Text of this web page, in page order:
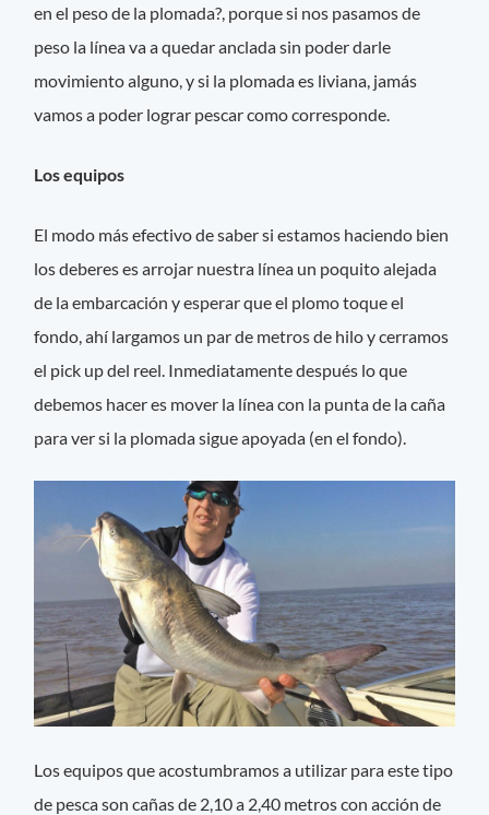
en el peso de la plomada?, porque si nos pasamos de
peso la línea va a quedar anclada sin poder darle
movimiento alguno, y si la plomada es liviana, jamás
vamos a poder lograr pescar como corresponde.
Los equipos
El modo más efectivo de saber si estamos haciendo bien
los deberes es arrojar nuestra línea un poquito alejada
de la embarcación y esperar que el plomo toque el
fondo, ahí largamos un par de metros de hilo y cerramos
el pick up del reel. Inmediatamente después lo que
debemos hacer es mover la línea con la punta de la caña
para ver si la plomada sigue apoyada (en el fondo).
Los equipos que acostumbramos a utilizar para este tipo
de pesca son cañas de 2,10 a 2,40 metros con acción de